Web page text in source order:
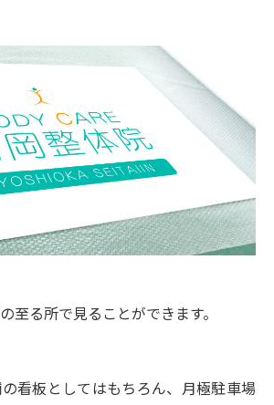
至る所で見ることができます。
の看板としてはもちろん、月極駐車場